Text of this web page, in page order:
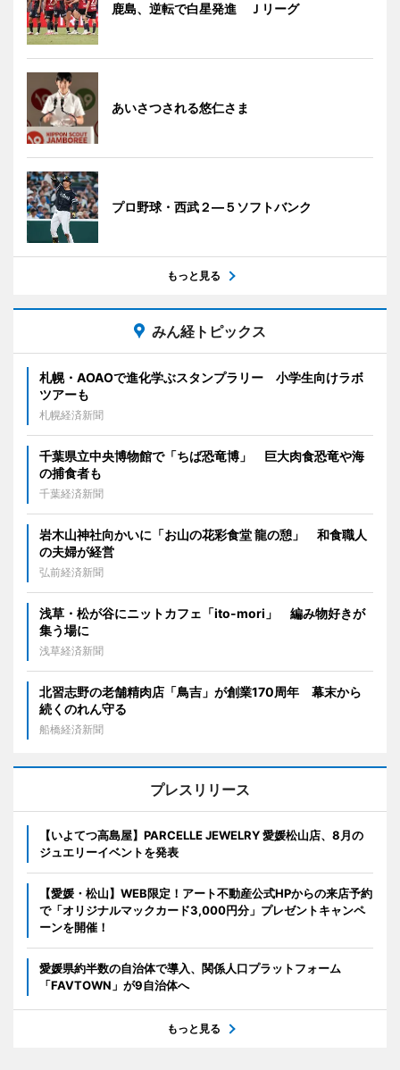
鹿島、逆転で白星発進 Ｊリーグ
あいさつされる悠仁さま
プロ野球・西武２―５ソフトバンク
もっと見る
みん経トピックス
札幌・AOAOで進化学ぶスタンプラリー 小学生向けラボ
ツアーも
札幌経済新聞
千葉県立中央博物館で「ちば恐竜博」 巨大肉食恐竜や海
の捕食者も
千葉経済新聞
岩木山神社向かいに「お山の花彩食堂 龍の憩」 和食職人
の夫婦が経営
弘前経済新聞
浅草・松が谷にニットカフェ「ito-mori」 編み物好きが
集う場に
浅草経済新聞
北習志野の老舗精肉店「鳥吉」が創業170周年 幕末から
続くのれん守る
船橋経済新聞
プレスリリース
【いよてつ高島屋】PARCELLE JEWELRY 愛媛松山店、8月の
ジュエリーイベントを発表
【愛媛・松山】WEB限定！アート不動産公式HPからの来店予約
で「オリジナルマックカード3,000円分」プレゼントキャンペ
ーンを開催！
愛媛県約半数の自治体で導入、関係人口プラットフォーム
「FAVTOWN」が9自治体へ
もっと見る